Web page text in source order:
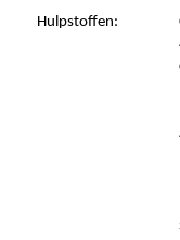
Hulpstoffen: